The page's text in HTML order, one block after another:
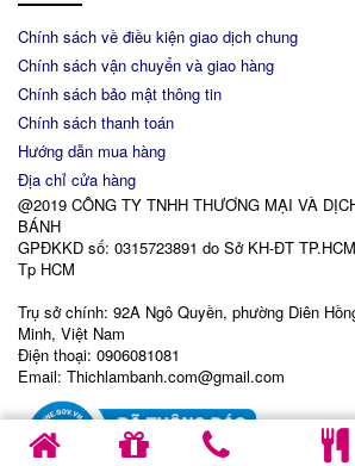
Chính sách về điều kiện giao dịch chung
Chính sách vận chuyển và giao hàng
Chính sách bảo mật thông tin
Chính sách thanh toán
Hướng dẫn mua hàng
Địa chỉ cửa hàng
@2019 CÔNG TY TNHH THƯƠNG MẠI VÀ
BÁNH
GPĐKKD số: 0315723891 do Sở KH-ĐT
Tp HCM
Trụ sở chính: 92A Ngô Quyền, phường Diên
Minh, Việt Nam
Điện thoại: 0906081081
Email: Thichlambanh.com@gmail.com